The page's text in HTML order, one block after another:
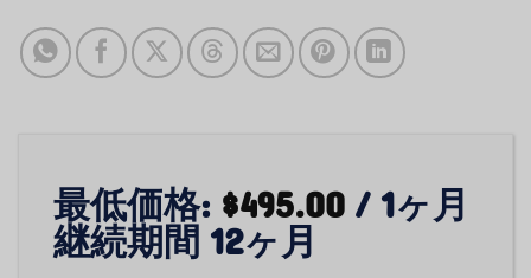
最低価格:$495.00/ 1ヶ月
継続期間 12ヶ月